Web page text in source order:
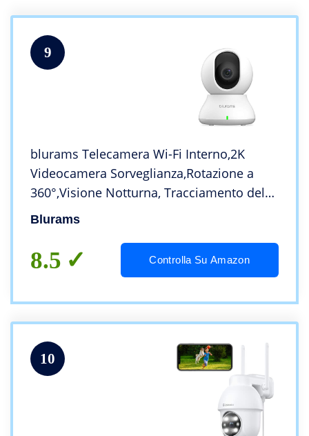
9
blurams Telecamera Wi-Fi Interno,2K
Videocamera Sorveglianza,Rotazione a
360°,Visione Notturna, Tracciamento del
Movimento,Audio Bidirezionale
Assistant&IFTTT
Blurams
8.5 Controlla Su Amazon
10